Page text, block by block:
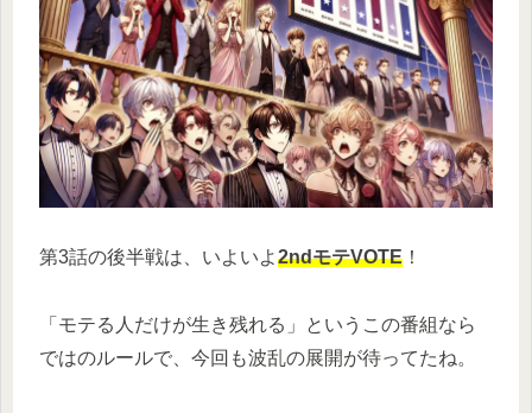
第3話の後半戦は、いよいよ2ndモテVOTE ！
「モテる人だけが生き残れる」というこの番組なら
ではのルールで、今回も波乱の展開が待ってたね。